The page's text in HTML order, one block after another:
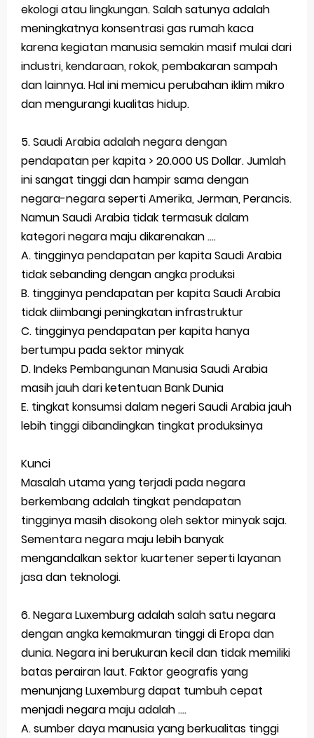
ekologi atau lingkungan. Salah satunya adalah
meningkatnya konsentrasi gas rumah kaca
karena kegiatan manusia semakin masif mulai dari
industri, kendaraan, rokok, pembakaran sampah
dan lainnya. Hal ini memicu perubahan iklim mikro
dan mengurangi kualitas hidup.
5. Saudi Arabia adalah negara dengan
pendapatan per kapita > 20.000 US Dollar. Jumlah
ini sangat tinggi dan hampir sama dengan
negara-negara seperti Amerika, Jerman, Perancis.
Namun Saudi Arabia tidak termasuk dalam
kategori negara maju dikarenakan ....
A. tingginya pendapatan per kapita Saudi Arabia
tidak sebanding dengan angka produksi
B. tingginya pendapatan per kapita Saudi Arabia
tidak diimbangi peningkatan infrastruktur
C. tingginya pendapatan per kapita hanya
bertumpu pada sektor minyak
D. Indeks Pembangunan Manusia Saudi Arabia
masih jauh dari ketentuan Bank Dunia
E. tingkat konsumsi dalam negeri Saudi Arabia jauh
lebih tinggi dibandingkan tingkat produksinya
Kunci
Masalah utama yang terjadi pada negara
berkembang adalah tingkat pendapatan
tingginya masih disokong oleh sektor minyak saja.
Sementara negara maju lebih banyak
mengandalkan sektor kuartener seperti layanan
jasa dan teknologi.
6. Negara Luxemburg adalah salah satu negara
dengan angka kemakmuran tinggi di Eropa dan
dunia. Negara ini berukuran kecil dan tidak memiliki
batas perairan laut. Faktor geografis yang
menunjang Luxemburg dapat tumbuh cepat
menjadi negara maju adalah ....
A. sumber daya manusia yang berkualitas tinggi